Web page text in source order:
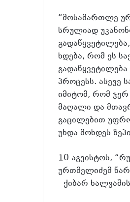
“მოსამართლე
სრულიად
ხდება, რომ ეს
პროცესს. ასევე
იმიტომ, რომ
მაღალი და
გაცილებით უფრო
უნდა მოხდეს
10 აგვისტოს,
ურთმელიძემ
ქიბარ